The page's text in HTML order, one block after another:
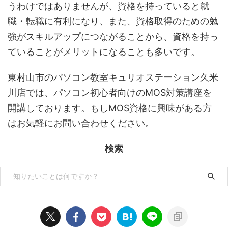
うわけではありませんが、資格を持っていると就
職・転職に有利になり、また、資格取得のための勉
強がスキルアップにつながることから、資格を持っ
ていることがメリットになることも多いです。
東村山市のパソコン教室キュリオステーション久米
川店では、パソコン初心者向けのMOS対策講座を
開講しております。もしMOS資格に興味がある方
はお気軽にお問い合わせください。
検索